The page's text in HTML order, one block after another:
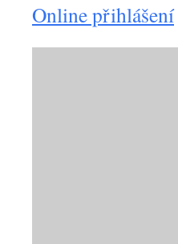
Online přihlášení